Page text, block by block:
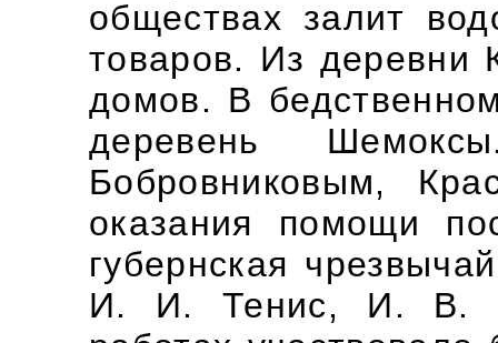
обществах залит
товаров. Из деревни
домов. В
деревень
Бобровниковым,
оказания помощи
губернская
И. И. Тенис, И. В.